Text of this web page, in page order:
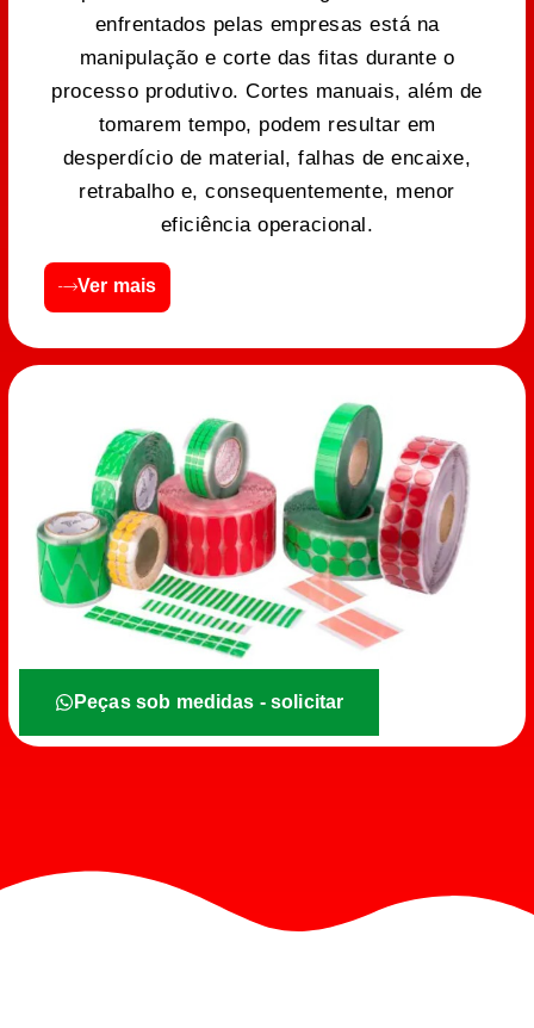
enfrentados pelas empresas está na
manipulação e corte das fitas durante o
processo produtivo. Cortes manuais, além de
tomarem tempo, podem resultar em
desperdício de material, falhas de encaixe,
retrabalho e, consequentemente, menor
eficiência operacional.
Ver mais
Peças sob medidas - solicitar